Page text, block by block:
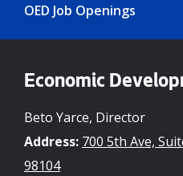
OED Job Openings
Economic
Beto Yarce, Director
Address: 700 5th Ave,
98104